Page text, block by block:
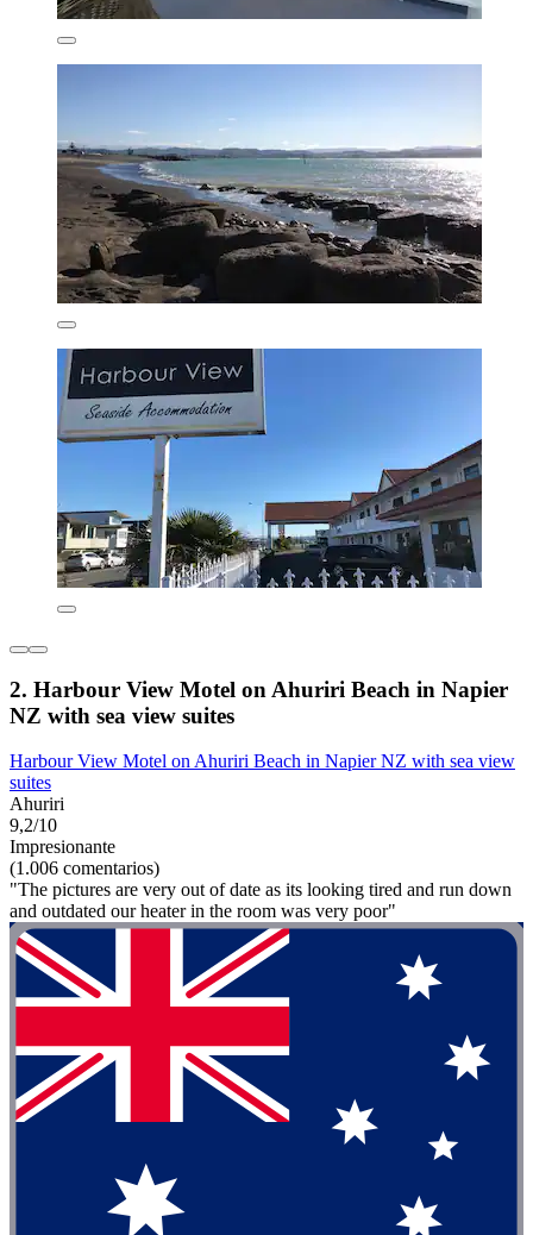
2. Harbour View Motel on Ahuriri Beach in Napier
NZ with sea view suites
Harbour View Motel on Ahuriri Beach in Napier NZ with sea view
suites
Ahuriri
9,2/10
Impresionante
(1.006 comentarios)
"The pictures are very out of date as its looking tired and run down
and outdated our heater in the room was very poor"